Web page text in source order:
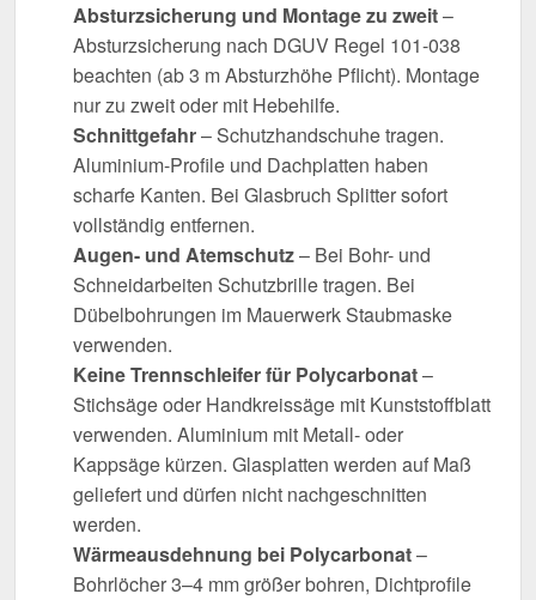
Absturzsicherung und Montage zu zweit–
Absturzsicherung nach DGUV Regel 101-038
beachten (ab 3 m Absturzhöhe Pflicht). Montage
nur zu zweit oder mit Hebehilfe.
Schnittgefahr– Schutzhandschuhe tragen.
Aluminium-Profile und Dachplatten haben
scharfe Kanten. Bei Glasbruch Splitter sofort
vollständig entfernen.
Augen- und Atemschutz– Bei Bohr- und
Schneidarbeiten Schutzbrille tragen. Bei
Dübelbohrungen im Mauerwerk Staubmaske
verwenden.
Keine Trennschleifer für Polycarbonat–
Stichsäge oder Handkreissäge mit Kunststoffblatt
verwenden. Aluminium mit Metall- oder
Kappsäge kürzen. Glasplatten werden auf Maß
geliefert und dürfen nicht nachgeschnitten
werden.
Wärmeausdehnung bei Polycarbonat–
Bohrlöcher 3–4 mm größer bohren, Dichtprofile